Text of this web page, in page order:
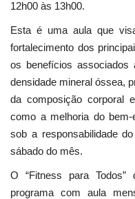
12h00 às 13h00.
Esta é uma aula que
fortalecimento dos
os benefícios
densidade mineral óssea,
da composição corporal
como a melhoria do
sob a responsabilidade
sábado do mês.
O “Fitness para
programa com aula